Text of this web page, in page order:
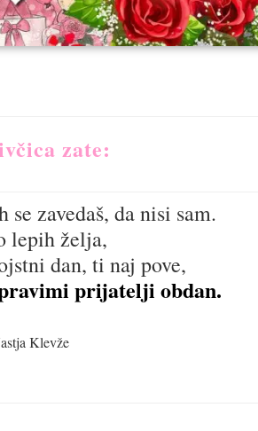
zate:
zavedaš, da nisi sam.
lepih želja,
dan, ti naj pove,
prijatelji obdan.
Klevže